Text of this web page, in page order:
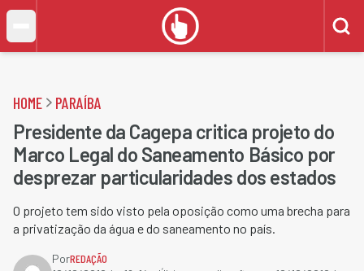
HOME PARAÍBA
Presidente da Cagepa critica projeto do
Marco Legal do Saneamento Básico por
desprezar particularidades dos estados
O projeto tem sido visto pela oposição como uma brecha para
a privatização da água e do saneamento no país.
PorREDAÇÃO